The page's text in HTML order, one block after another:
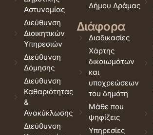
Αστυνομίας
Διεύθυνση
Διοικητικών
Υπηρεσιών
Διεύθυνση
Δόμησης
Διεύθυνση
Καθαριότητας
&
Ανακύκλωσης
Διεύθυνση
Δήμου Δράμας
Διάφορα
Διαδικασίες
Χάρτης
δικαιωμάτων
και
υποχρεώσεων
του δημότη
Μάθε που
ψηφίζεις
Υπηρεσίες